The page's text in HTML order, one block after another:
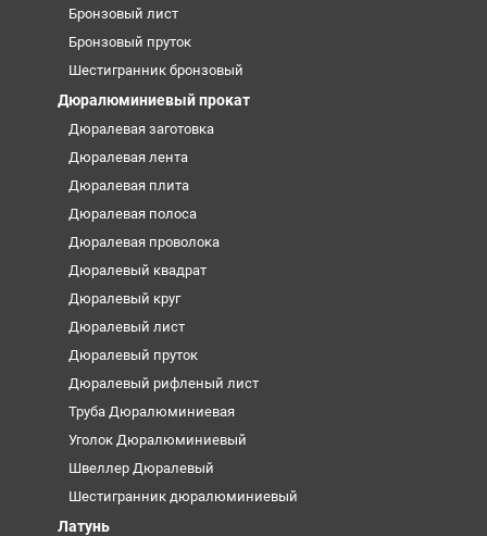
Бронзовый лист
Бронзовый пруток
Шестигранник бронзовый
Дюралюминиевый прокат
Дюралевая заготовка
Дюралевая лента
Дюралевая плита
Дюралевая полоса
Дюралевая проволока
Дюралевый квадрат
Дюралевый круг
Дюралевый лист
Дюралевый пруток
Дюралевый рифленый лист
Труба Дюралюминиевая
Уголок Дюралюминиевый
Швеллер Дюралевый
Шестигранник дюралюминиевый
Латунь